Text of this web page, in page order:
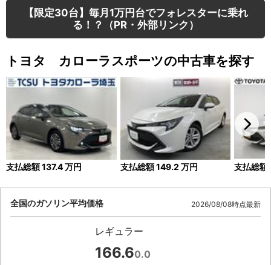
【限定30台】毎月1万円台でフォレスターに乗れ
る！？（PR・外部リンク）
トヨタ カローラスポーツの中古車を探す
支払総額137.4万円 支払総額149.2 万円 支払総額
全国のガソリン平均価格 2026/08/08時点最新
レギュラー
166.60.0